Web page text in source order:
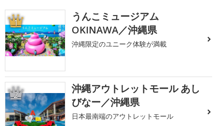
1
うんこミュージアム
OKINAWA／沖縄県
沖縄限定のユニーク体験が満載
2
沖縄アウトレットモール あし
びなー／沖縄県
日本最南端のアウトレットモール